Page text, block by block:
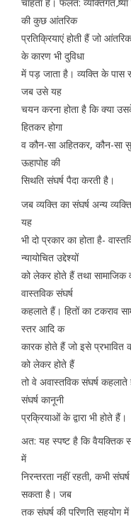
चाहता है। फलत: व्यक्तिगत
की कुछ आंतरिक
प्रतिक्रियाएं होती हैं जो
के कारण भी दुविधा
में पड़ जाता है। व्यक्ति के
जब उसे यह
चयन करना होता है कि क्या
हितकर होगा
व कौन-सा अहितकर, कौन-सा
ऊहापोह की
सिथति संघर्ष पैदा करती है।
जब व्यक्ति का संघर्ष अन्य
यह
भी दो प्रकार का होता है-
न्यायोचित उद्देश्यों
को लेकर होते हैं तथा सामाजिक
वास्तविक संघर्ष
कहलाते हैं। हितों का टकराव
स्तर आदि क
कारक होते हैं जो इसे प्रभावित
को लेकर होते हैं
तो वे अवास्तविक संघर्ष
संघर्ष कानूनी
प्रक्रियाओं के द्वारा भी होते हैं।
अत: यह स्पष्ट है कि वैयक्तिक
में
निरन्तरता नहीं रहती, कभी
सकता है। जब
तक संघर्ष की परिणति सहयोग